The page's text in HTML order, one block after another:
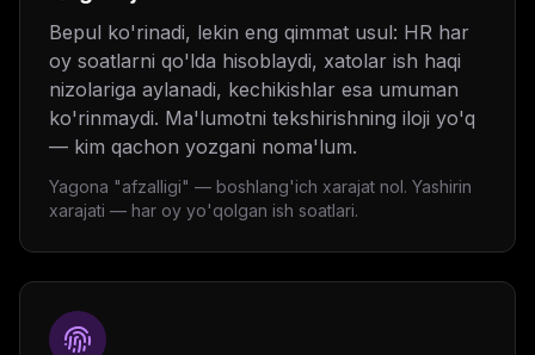
Bepul ko'rinadi, lekin eng qimmat usul: HR har
oy soatlarni qo'lda hisoblaydi, xatolar ish haqi
nizolariga aylanadi, kechikishlar esa umuman
ko'rinmaydi. Ma'lumotni tekshirishning iloji yo'q
— kim qachon yozgani noma'lum.
Yagona "afzalligi" — boshlang'ich xarajat nol. Yashirin
xarajati — har oy yo'qolgan ish soatlari.